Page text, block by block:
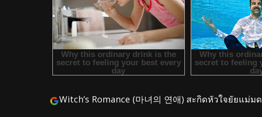
Witch’s Romance (마녀의 연애) สะกิดหัวใจยัยแม่มด